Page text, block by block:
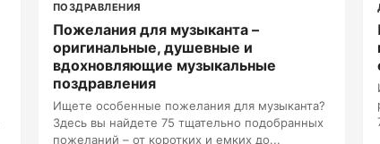
ПОЗДРАВЛЕНИЯ
Пожелания для музыканта –
оригинальные, душевные и
вдохновляющие музыкальные
поздравления
Ищете особенные пожелания для музыканта?
Здесь вы найдете 75 тщательно подобранных
пожеланий – от коротких и емких до...